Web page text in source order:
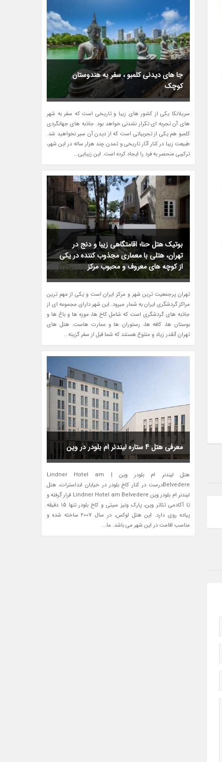
جا های دیدنی کلمبو ، سفر به هندوستان
کوچک
سریلانکا یکی از کشور های زیبا و تاریخی است که سفر به شهر
های آن تجربه ای تکرار نشدنی خواهد بود. جاذبه های جهانگردی
کلمبو هم یکی از تجربیاتی است که از دیدن آن سیر نخواهید شد.
طبیعت زیبا در کنار آثار تاریخی و تمدن چند هزار ساله در این شهر،
ترکیبی منحصر به فرد را ایجاد کرده است. این زیبایی...
بوتیک هتل حنا؛ اقامتگاهی زیبا و دنج در
تهران، هتلی با معماری مجذوب کننده در یکی
از کوچه های معروف و محبوب مرکز
تهران پرجمعیت ترین شهر و مرکز ایران است و یکی از مهم ترین
مراکز گردشگری ایران به شمار میرود. این شهر دارای مجموعه ای از
جاذبه های گردشگری است که شامل کاخ ها، موزه ها و باغ ها و
بوستان ها، کافه ها، رستوران ها و عمارت هاست. هتل های
تهران آنقدر زیاد و متنوع هستند که شما قبل از سفر گزینه...
معرفی هتل 4 ستاره لیندنر ام بلودر در وین
هتل لیندنر ام بلودر وین | Lindner Hotel am
Belvedereدرست در کنار کاخ بلودر در خیابان لنداسترات، هتل
لیندنر ام بلودر وین Lindner Hotel am Belvedere قرار گرفته و
تا آکادمی تئاتر وین، پارک ونیز سیتی و کاخ بلودر تنها 15 دقیقه
پیاده روی دارد. این هتل لوکس، در سال 2007 ساخته شده و
مناسب اقامت در این شهر می باشد. ما...